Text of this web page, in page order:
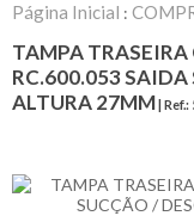
Página Inicial :
TAMPA TRASEIRA
RC.600.053 SAIDA
ALTURA 27MM| Ref.: